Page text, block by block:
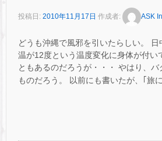
投稿日: 2010年11月17日 作成者: ASK
どうも沖縄で風邪を引いたらしい。
温が12度という温度変化に身体が付い
ともあるのだろうが・・・ やはり、
ものだろう。 以前にも書いたが、｢旅